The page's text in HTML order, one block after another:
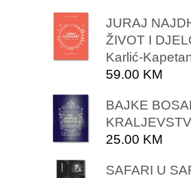
JURAJ
ŽIVOT I
Karlić-
59.00 KM
BAJKE
25.00 KM
SAFARI U